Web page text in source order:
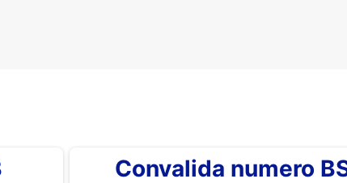
Convalida numero